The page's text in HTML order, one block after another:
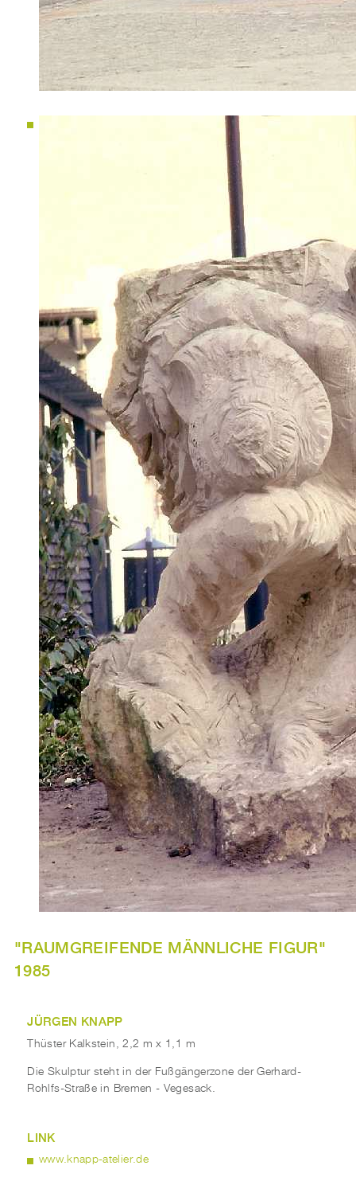
"RAUMGREIFENDE MÄNNLICHE FIGUR"
1985
JÜRGEN KNAPP
Thüster Kalkstein, 2,2 m x 1,1 m
Die Skulptur steht in der Fußgängerzone der Gerhard-
Rohlfs-Straße in Bremen - Vegesack.
LINK
www.knapp-atelier.de